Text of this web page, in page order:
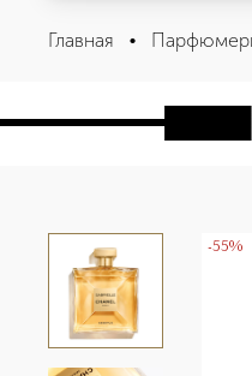
GABRIELLE CHANEL
Описание
Главная •
-55%